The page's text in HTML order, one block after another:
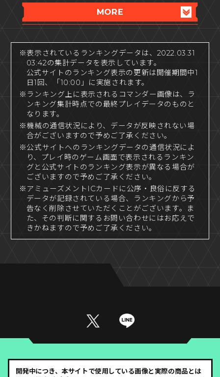
MORE
※表示されているランキングデータは、2022.03.31
03:42の集計データを表示しています。
公式サイトのランキング表示の更新は開催期間中1
日1回、「10:00」に実施されます。
※ランキング上に表示されるコマンダー画像は、ラ
ンキング集計時点での最終プレイデータのものと
なります。
※機械の通信状況により、データが反映されない場
合がございますので予めご了承ください。
※公式サイトへのランキングデータの通信状況によ
り、プレイ時のゲーム画面で表示されるランキン
グと公式サイトのランキング表示が異なる場合が
ございますので予めご了承ください。
※アミューズメントICカードに公序・良俗に反する
データが記録されている場合、ランキングから予
告なく削除させていただくことがございます。ま
た、その判断に関するお問い合わせにはお応えで
きかねますので予めご了承ください。
開発中につき、本サイトで使用している画像と実際の商品とは